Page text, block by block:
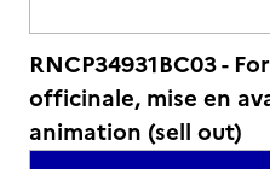
RNCP34931BC03 -
officinale, mise en
animation (sell out)